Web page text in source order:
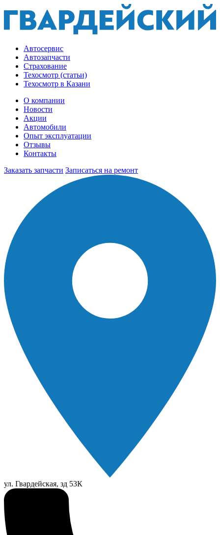
Автосервис
Автозапчасти
Страхование
Техосмотр (статьи)
Техосмотр в Казани
О компании
Новости
Акции
Автомобили
Опыт эксплуатации
Отзывы
Контакты
Заказать запчасти Записаться на ремонт
ул. Гвардейская, зд 53К